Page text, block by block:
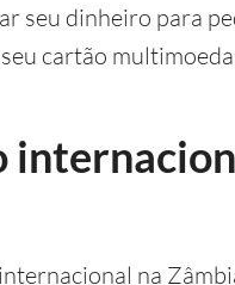
seu dinheiro para
cartão
na